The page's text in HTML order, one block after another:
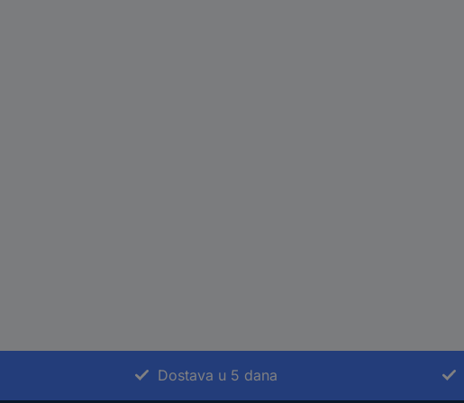
Dostava u 5 dana